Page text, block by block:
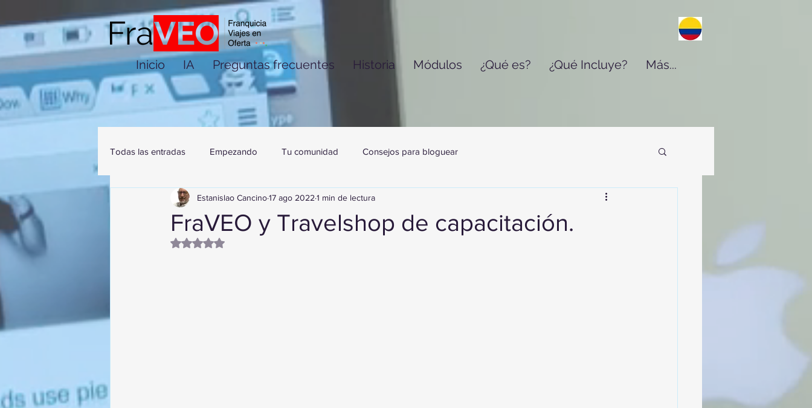
Inicio IA Preguntas frecuentes Historia Módulos ¿Qué es? ¿Qué Incluye? Más...
Todas las entradas Empezando Tu comunidad Consejos para bloguear
FraVEO y Travelshop de capacitación.
Estanislao Cancino17 ago 2022 1 min de lectura
Obtuvo NaN de 5 estrellas.